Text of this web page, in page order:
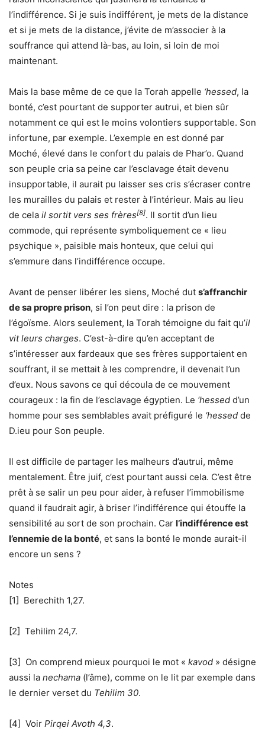
l’indifférence. Si je suis indifférent, je mets de la distance
et si je mets de la distance, j’évite de m’associer à la
souffrance qui attend là-bas, au loin, si loin de moi
maintenant.
Mais la base même de ce que la Torah appelle ‘hessed, la
bonté, c’est pourtant de supporter autrui, et bien sûr
notamment ce qui est le moins volontiers supportable. Son
infortune, par exemple. L’exemple en est donné par
Moché, élevé dans le confort du palais de Phar’o. Quand
son peuple cria sa peine car l’esclavage était devenu
insupportable, il aurait pu laisser ses cris s’écraser contre
les murailles du palais et rester à l’intérieur. Mais au lieu
de cela il sortit vers ses frères[8]. Il sortit d’un lieu
commode, qui représente symboliquement ce « lieu
psychique », paisible mais honteux, que celui qui
s’emmure dans l’indifférence occupe.
Avant de penser libérer les siens, Moché dut s’affranchir
de sa propre prison, si l’on peut dire : la prison de
l’égoïsme. Alors seulement, la Torah témoigne du fait qu’il
vit leurs charges. C’est-à-dire qu’en acceptant de
s’intéresser aux fardeaux que ses frères supportaient en
souffrant, il se mettait à les comprendre, il devenait l’un
d’eux. Nous savons ce qui découla de ce mouvement
courageux : la fin de l’esclavage égyptien. Le ‘hessed d’un
homme pour ses semblables avait préfiguré le ‘hessed de
D.ieu pour Son peuple.
Il est difficile de partager les malheurs d’autrui, même
mentalement. Être juif, c’est pourtant aussi cela. C’est être
prêt à se salir un peu pour aider, à refuser l’immobilisme
quand il faudrait agir, à briser l’indifférence qui étouffe la
sensibilité au sort de son prochain. Car l’indifférence est
l’ennemie de la bonté, et sans la bonté le monde aurait-il
encore un sens ?
Notes
[1] Berechith 1,27.
[2] Tehilim 24,7.
[3] On comprend mieux pourquoi le mot « kavod » désigne
aussi la nechama (l’âme), comme on le lit par exemple dans
le dernier verset du Tehilim 30.
[4] Voir Pirqei Avoth 4,3.